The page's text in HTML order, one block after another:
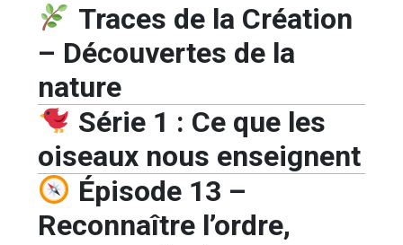
Traces de la Création
– Découvertes de la
nature
Série 1 : Ce que les
oiseaux nous enseignent
Épisode 13 –
Reconnaître l’ordre,